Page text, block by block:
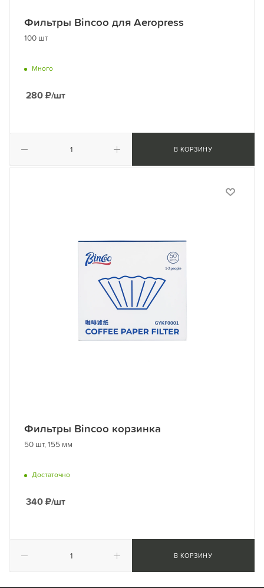
Фильтры Bincoo для Aeropress
100 шт
Много
280 ₽/шт
В КОРЗИНУ
Фильтры Bincoo корзинка
50 шт, 155 мм
Достаточно
340 ₽/шт
В КОРЗИНУ